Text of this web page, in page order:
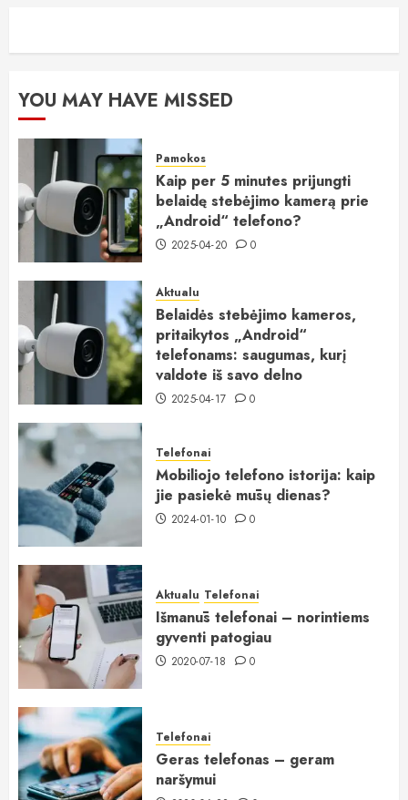
YOU MAY HAVE MISSED
Pamokos
Kaip per 5 minutes prijungti
belaidę stebėjimo kamerą prie
„Android“ telefono?
2025-04-20 0
Aktualu
Belaidės stebėjimo kameros,
pritaikytos „Android“
telefonams: saugumas, kurį
valdote iš savo delno
2025-04-17 0
Telefonai
Mobiliojo telefono istorija: kaip
jie pasiekė mūsų dienas?
2024-01-10 0
Aktualu Telefonai
Išmanūs telefonai – norintiems
gyventi patogiau
2020-07-18 0
Telefonai
Geras telefonas – geram
naršymui